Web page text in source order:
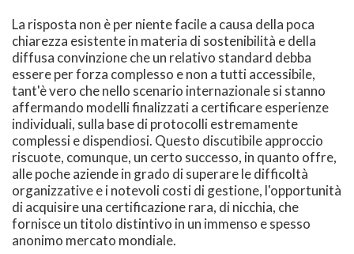
La risposta non è per niente facile a causa della poca
chiarezza esistente in materia di sostenibilità e della
diffusa convinzione che un relativo standard debba
essere per forza complesso e non a tutti accessibile,
tant'è vero che nello scenario internazionale si stanno
affermando modelli finalizzati a certificare esperienze
individuali, sulla base di protocolli estremamente
complessi e dispendiosi. Questo discutibile approccio
riscuote, comunque, un certo successo, in quanto offre,
alle poche aziende in grado di superare le difficoltà
organizzative e i notevoli costi di gestione, l'opportunità
di acquisire una certificazione rara, di nicchia, che
fornisce un titolo distintivo in un immenso e spesso
anonimo mercato mondiale.